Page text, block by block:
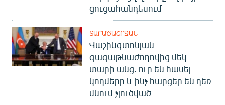
«Ազատության» բոլոր կայքերը
ցուցահանդեսում
ՏԱՐԱԾԱՇՐՋԱՆ
Վաշինգտոնյան
գագաթնաժողովից մեկ
տարի անց. ուր են հասել
կողմերը և ինչ հարցեր են դեռ
մնում չլուծված